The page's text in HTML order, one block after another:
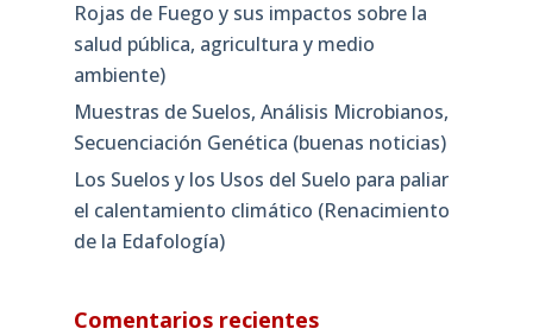
Rojas de Fuego y sus impactos sobre la
salud pública, agricultura y medio
ambiente)
Muestras de Suelos, Análisis Microbianos,
Secuenciación Genética (buenas noticias)
Los Suelos y los Usos del Suelo para paliar
el calentamiento climático (Renacimiento
de la Edafología)
Comentarios recientes